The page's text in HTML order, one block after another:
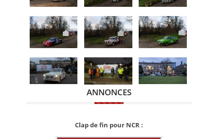
ANNONCES
Clap de fin pour NCR :